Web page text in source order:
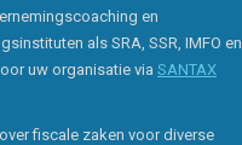
en
als SRA, SSR, IMFO en
uw organisatie via SANTAX
fiscale zaken voor diverse